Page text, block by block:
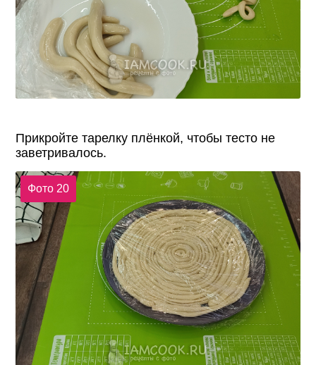
Прикройте тарелку плёнкой, чтобы тесто не
заветривалось.
Фото 20